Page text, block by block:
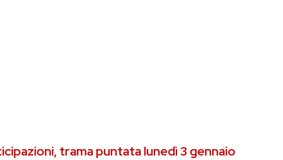
trama puntata lunedì 3 gennaio